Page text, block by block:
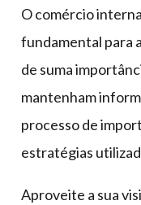
O comércio
fundamental para
de suma
mantenham
processo de
estratégias
Aproveite a sua